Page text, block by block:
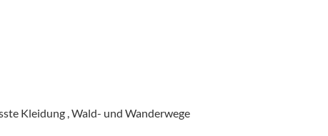
Kleidung , Wald- und Wanderwege